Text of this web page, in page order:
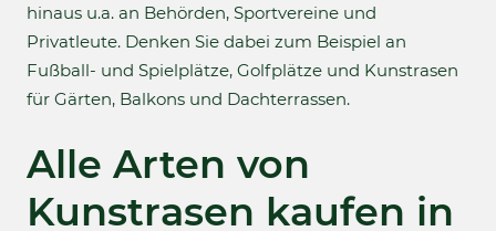
hinaus u.a. an Behörden, Sportvereine und
Privatleute. Denken Sie dabei zum Beispiel an
Fußball- und Spielplätze, Golfplätze und Kunstrasen
für Gärten, Balkons und Dachterrassen.
Alle Arten von
Kunstrasen kaufen in